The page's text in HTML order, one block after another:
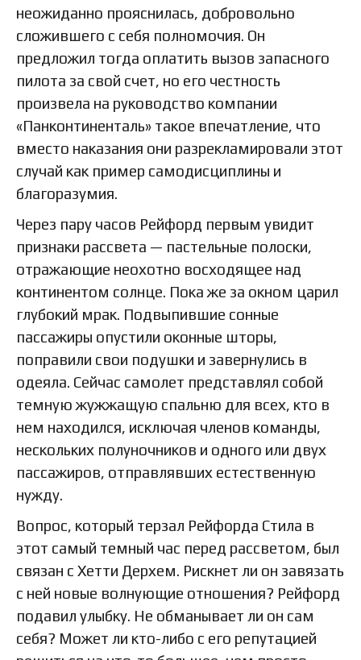
неожиданно прояснилась, добровольно
сложившего с себя полномочия. Он
предложил тогда оплатить вызов запасного
пилота за свой счет, но его честность
произвела на руководство компании
«Панконтиненталь» такое впечатление, что
вместо наказания они разрекламировали этот
случай как пример самодисциплины и
благоразумия.
Через пару часов Рейфорд первым увидит
признаки рассвета — пастельные полоски,
отражающие неохотно восходящее над
континентом солнце. Пока же за окном царил
глубокий мрак. Подвыпившие сонные
пассажиры опустили оконные шторы,
поправили свои подушки и завернулись в
одеяла. Сейчас самолет представлял собой
темную жужжащую спальню для всех, кто в
нем находился, исключая членов команды,
нескольких полуночников и одного или двух
пассажиров, отправлявших естественную
нужду.
Вопрос, который терзал Рейфорда Стила в
этот самый темный час перед рассветом, был
связан с Хетти Дерхем. Рискнет ли он завязать
с ней новые волнующие отношения? Рейфорд
подавил улыбку. Не обманывает ли он сам
себя? Может ли кто-либо с его репутацией